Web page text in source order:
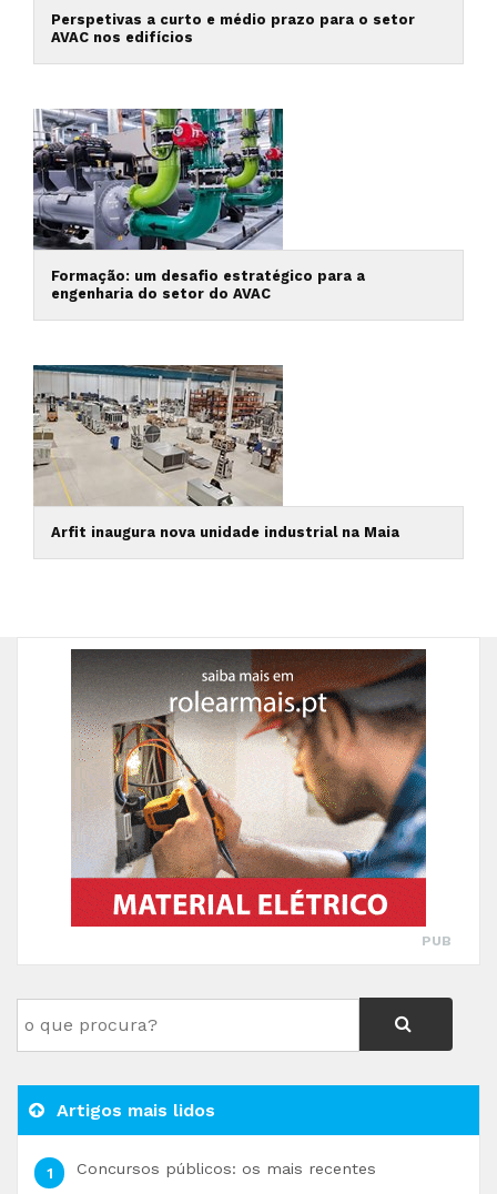
Perspetivas a curto e médio prazo para o setor
AVAC nos edifícios
Formação: um desafio estratégico para a
engenharia do setor do AVAC
Arfit inaugura nova unidade industrial na Maia
PUB
Artigos mais lidos
Concursos públicos: os mais recentes